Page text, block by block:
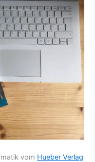
vom Hueber Verlag